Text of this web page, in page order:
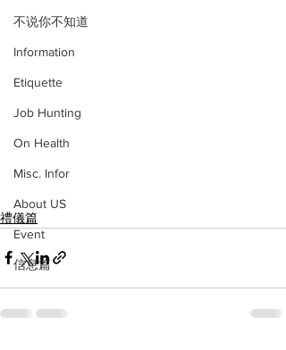
不说你不知道
Information
Etiquette
Job Hunting
On Health
Misc. Infor
About US
Event
信息篇
禮儀篇